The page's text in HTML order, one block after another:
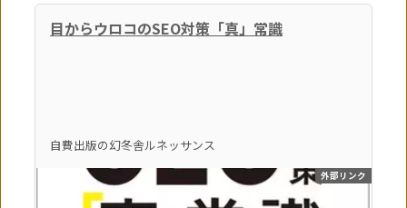
目からウロコのSEO対策「真」常識
自費出版の幻冬舎ルネッサンス
外部リンク